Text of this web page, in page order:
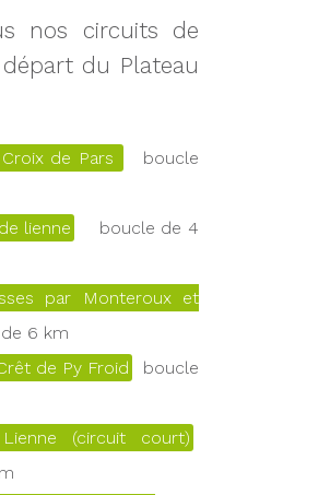
nos circuits de
du Plateau
de Pars
boucle
lienne
boucle de 4
par Monteroux et
6 km
de Py Froid
boucle
(circuit court)